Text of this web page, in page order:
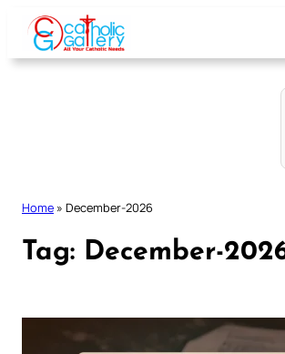
Skip
content
Home » December-2026
Tag: December-